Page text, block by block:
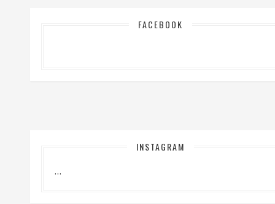
FACEBOOK
INSTAGRAM
…